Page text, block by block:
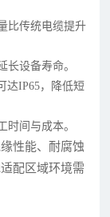
比传统电缆提升
长设备寿命。
达IP65，降低短
时间与成本。
性能、耐腐蚀
配区域环境需